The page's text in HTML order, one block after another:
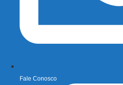
Fale Conosco